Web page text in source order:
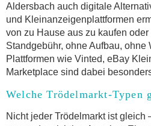
Aldersbach auch digitale
und Kleinanzeigenplattformen
von zu Hause aus zu kaufen
Standgebühr, ohne Aufbau, ohne
Plattformen wie Vinted, eBay
Marketplace sind dabei
Welche Trödelmarkt-Typen
Nicht jeder Trödelmarkt ist